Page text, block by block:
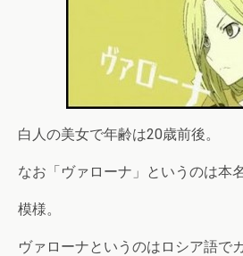
白人の美女で年齢は20歳前後。
なお「ヴァローナ」というのは本
模様。
ヴァローナというのはロシア語で